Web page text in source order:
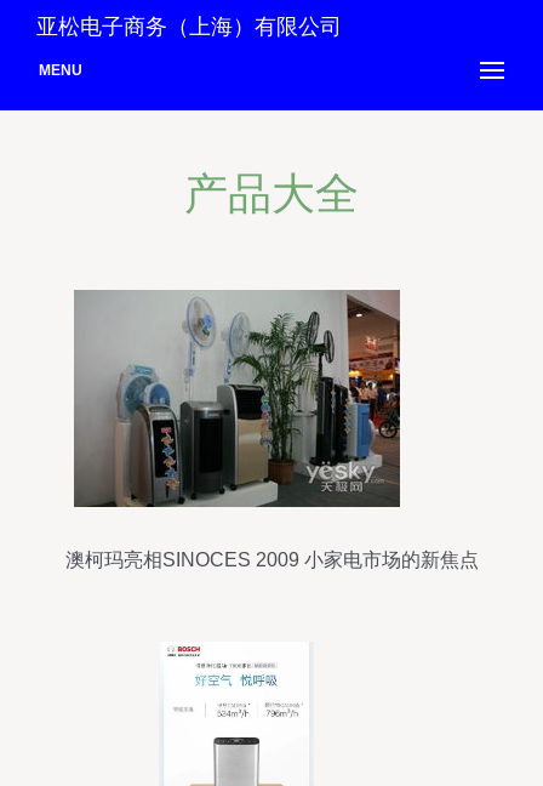
亚松电子商务（上海）有限公司
MENU
产品大全
澳柯玛亮相SINOCES 2009 小家电市场的新焦点